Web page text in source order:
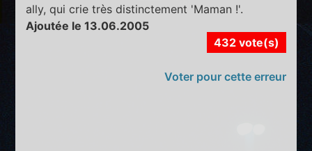
ally, qui crie très distinctement 'Maman !'.
Ajoutée le 13.06.2005
432 vote(s)
Voter pour cette erreur